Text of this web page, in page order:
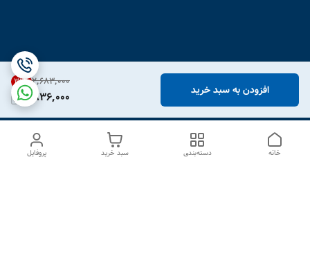
۲٬۶۸۳٬۰۰۰ 31%
1,836,000 افزودن به سبد خرید
پروفایل سبد خرید دسته‌بندی خانه